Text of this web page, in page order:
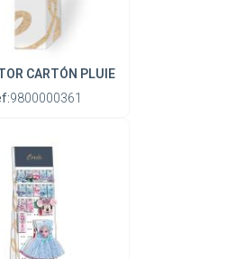
CARTÓN PLUIE
9800000361